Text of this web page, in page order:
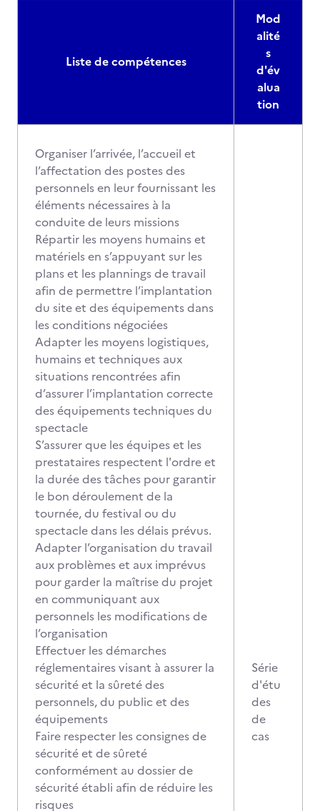
Liste de compétences
Mod
alité
s
d'év
alua
tion
Organiser l’arrivée, l’accueil et
l’affectation des postes des
personnels en leur fournissant les
éléments nécessaires à la
conduite de leurs missions
Répartir les moyens humains et
matériels en s’appuyant sur les
plans et les plannings de travail
afin de permettre l’implantation
du site et des équipements dans
les conditions négociées
Adapter les moyens logistiques,
humains et techniques aux
situations rencontrées afin
d’assurer l’implantation correcte
des équipements techniques du
spectacle
S’assurer que les équipes et les
prestataires respectent l'ordre et
la durée des tâches pour garantir
le bon déroulement de la
tournée, du festival ou du
spectacle dans les délais prévus.
Adapter l’organisation du travail
aux problèmes et aux imprévus
pour garder la maîtrise du projet
en communiquant aux
personnels les modifications de
l’organisation
Effectuer les démarches
réglementaires visant à assurer la
sécurité et la sûreté des
personnels, du public et des
équipements
Faire respecter les consignes de
sécurité et de sûreté
conformément au dossier de
sécurité établi afin de réduire les
risques
Série
d'étu
des
de
cas